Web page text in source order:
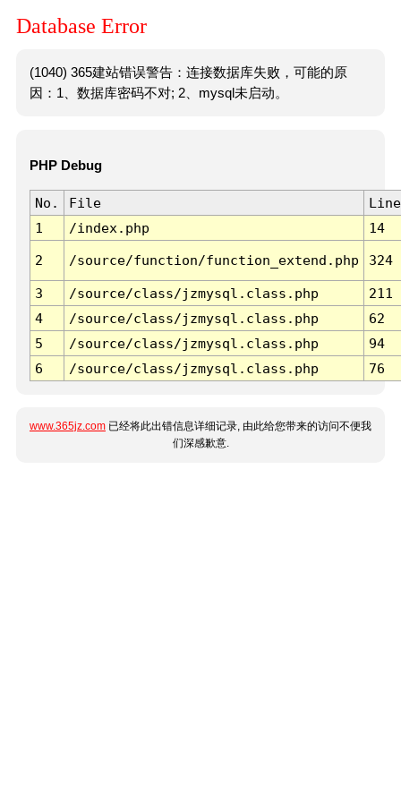
Database Error
(1040) 365建站错误警告：连接数据库失败，可能的原
因：1、数据库密码不对; 2、mysql未启动。
PHP Debug
No. File
Line
1
/index.php 14
2 /source/function/function_extend.php 324
3 /source/class/jzmysql.class.php
211
4
/source/class/jzmysql.class.php
62
5
/source/class/jzmysql.class.php
94
6
/source/class/jzmysql.class.php 76
www.365jz.com 已经将此出错信息详细记录, 由此给您带来的访问不便我
们深感歉意.